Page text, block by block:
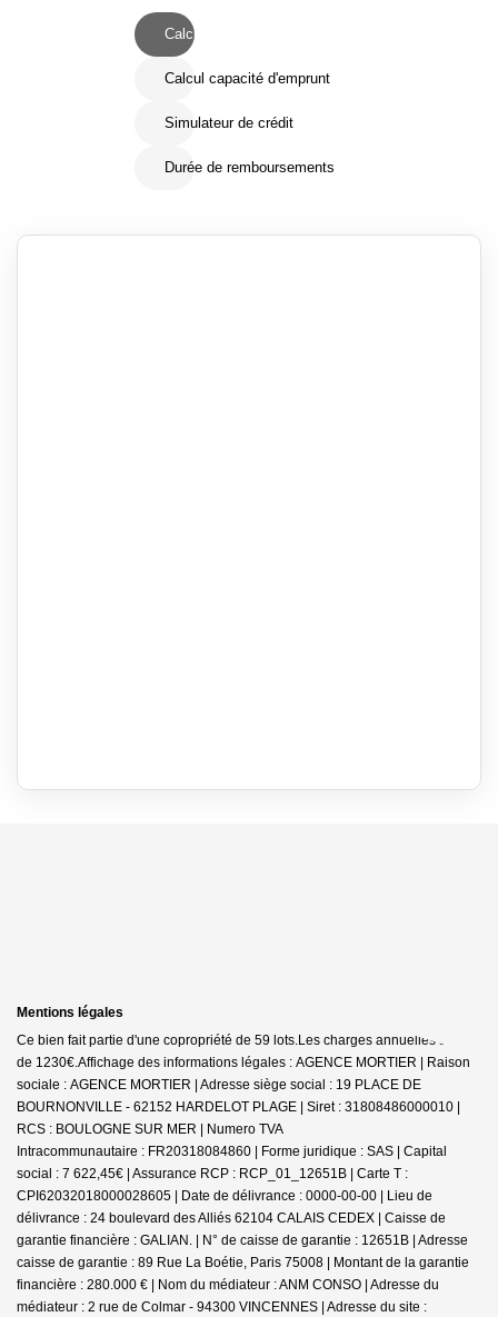
Calcul Frais de notaire
Calcul capacité d'emprunt
Simulateur de crédit
Durée de remboursements
Mentions légales
Ce bien fait partie d'une copropriété de 59 lots.Les charges annuelles sont
de 1230€.Affichage des informations légales : AGENCE MORTIER | Raison
sociale : AGENCE MORTIER | Adresse siège social : 19 PLACE DE
BOURNONVILLE - 62152 HARDELOT PLAGE | Siret : 31808486000010 |
RCS : BOULOGNE SUR MER | Numero TVA
Intracommunautaire : FR20318084860 | Forme juridique : SAS | Capital
social : 7 622,45€ | Assurance RCP : RCP_01_12651B | Carte T :
CPI62032018000028605 | Date de délivrance : 0000-00-00 | Lieu de
délivrance : 24 boulevard des Alliés 62104 CALAIS CEDEX | Caisse de
garantie financière : GALIAN. | N° de caisse de garantie : 12651B | Adresse
caisse de garantie : 89 Rue La Boétie, Paris 75008 | Montant de la garantie
financière : 280.000 € | Nom du médiateur : ANM CONSO | Adresse du
médiateur : 2 rue de Colmar - 94300 VINCENNES | Adresse du site :